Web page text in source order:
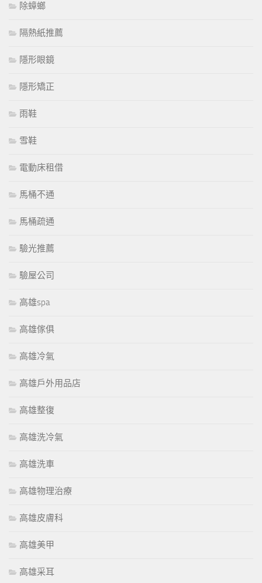
除蟑螂
隔熱紙推薦
隱形眼鏡
隱形矯正
雨鞋
雪鞋
電動床租借
馬桶不通
馬桶疏通
驗光推薦
驗屋公司
高雄spa
高雄傢俱
高雄冷氣
高雄戶外用品店
高雄整復
高雄洗冷氣
高雄洗車
高雄物理治療
高雄皮膚科
高雄美甲
高雄采耳